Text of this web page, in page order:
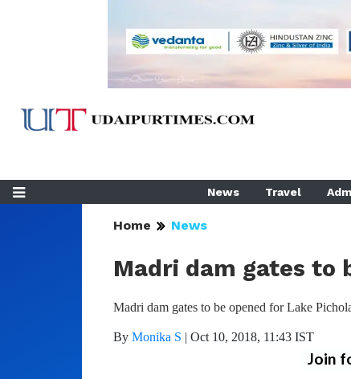
News Travel
Home News
Madri dam gates to
Madri dam gates to be opened for Lake
By Monika S | Oct 10, 2018, 11:43 IST
Join